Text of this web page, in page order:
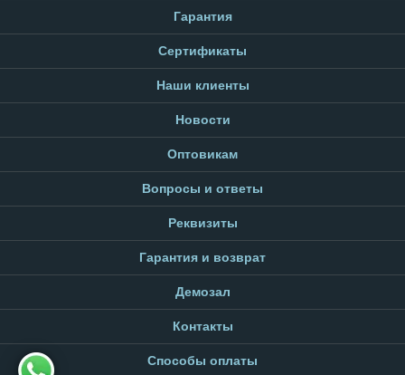
Гарантия
Сертификаты
Наши клиенты
Новости
Оптовикам
Вопросы и ответы
Реквизиты
Гарантия и возврат
Демозал
Контакты
Способы оплаты